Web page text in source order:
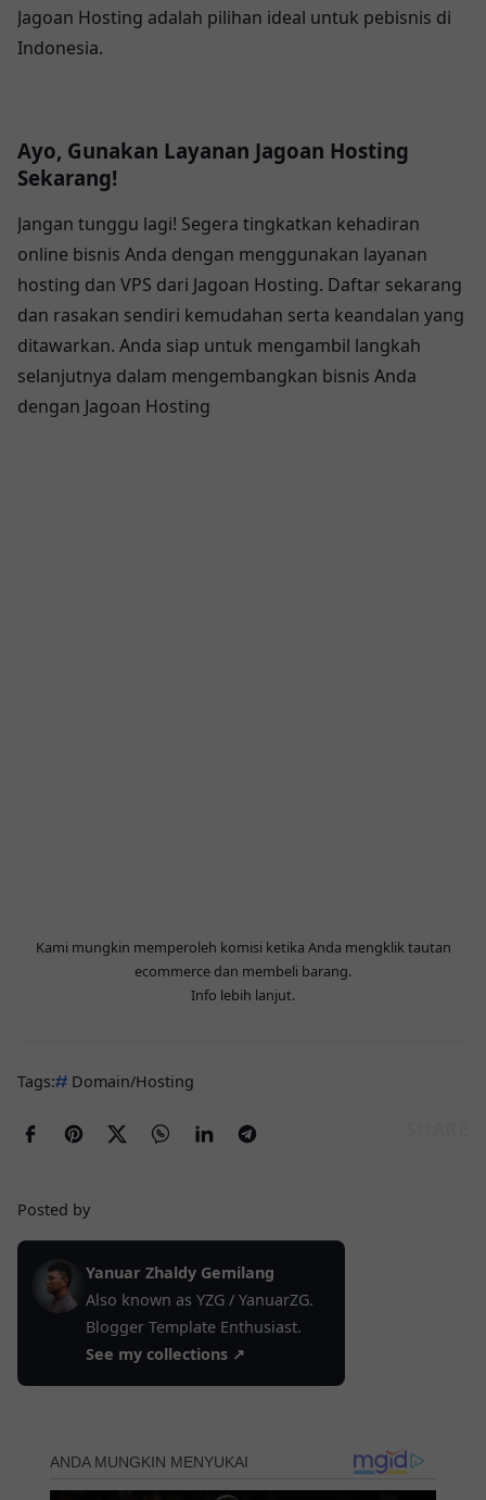
Jagoan Hosting adalah pilihan ideal untuk pebisnis di
Indonesia.
Ayo, Gunakan Layanan Jagoan Hosting
Sekarang!
Jangan tunggu lagi! Segera tingkatkan kehadiran
online bisnis Anda dengan menggunakan layanan
hosting dan VPS dari Jagoan Hosting. Daftar sekarang
dan rasakan sendiri kemudahan serta keandalan yang
ditawarkan. Anda siap untuk mengambil langkah
selanjutnya dalam mengembangkan bisnis Anda
dengan Jagoan Hosting
Kami mungkin memperoleh komisi ketika Anda mengklik tautan
ecommerce dan membeli barang.
Info lebih lanjut.
Tags: Domain/Hosting
Posted by
Yanuar Zhaldy Gemilang
Also known as YZG / YanuarZG.
Blogger Template Enthusiast.
See my collections ↗